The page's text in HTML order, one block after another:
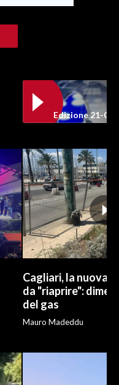
Edizione 21-05-
Cagliari, la nuova
da "riaprire":
del gas
Mauro Madeddu